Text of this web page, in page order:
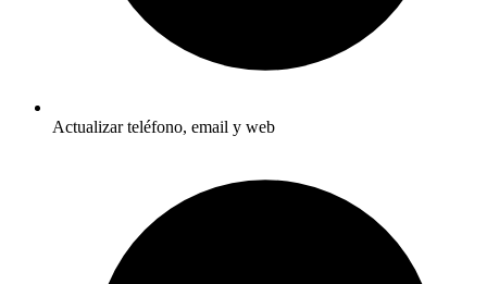
Actualizar teléfono, email y web